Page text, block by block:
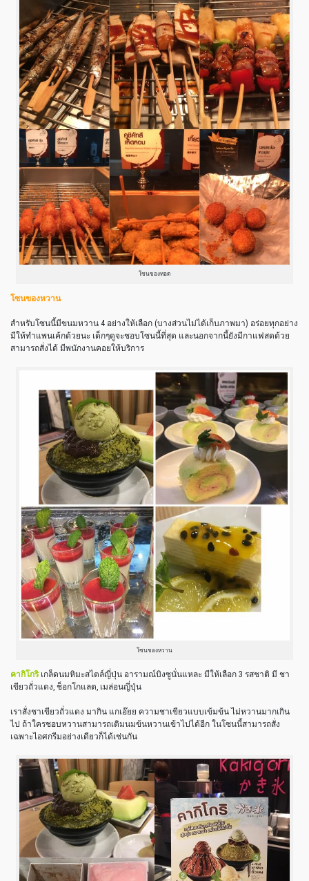
โซนของทอด
โซนของหวาน
สำหรับโซนนี้มีขนมหวาน 4 อย่างให้เลือก (บางส่วนไม่ได้เก็บภาพมา) อร่อยทุกอย่าง
มีให้ทำแพนเค้กด้วยนะ เด็กๆดูจะชอบโซนนี้ที่สุด และนอกจากนี้ยังมีกาแฟสดด้วย
สามารถสั่งได้ มีพนักงานคอยให้บริการ
โซนของหวาน
คากิโกริเกล็ดนมหิมะสไตล์ญี่ปุ่น อารามณ์บิงซูนั่นแหละ มีให้เลือก 3 รสชาติ มี ชา
เขียวถั่วแดง, ช็อกโกแลต, เมล่อนญี่ปุ่น
เราสั่งชาเขียวถั่วแดง มากิน แกเอ๊ยย ความชาเขียวแบบเข้มข้น ไม่หวานมากเกิน
ไป ถ้าใครชอบหวานสามารถเติมนมข้นหวานเข้าไปได้อีก ในโซนนี้สามารถสั่ง
เฉพาะไอศกรีมอย่างเดียวก็ได้เช่นกัน